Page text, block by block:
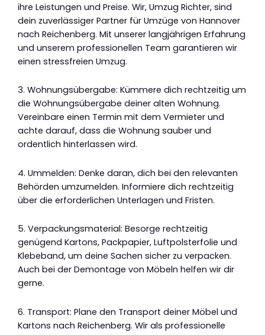
ihre Leistungen und Preise. Wir, Umzug Richter, sind
dein zuverlässiger Partner für Umzüge von Hannover
nach Reichenberg. Mit unserer langjährigen Erfahrung
und unserem professionellen Team garantieren wir
einen stressfreien Umzug.
3. Wohnungsübergabe: Kümmere dich rechtzeitig um
die Wohnungsübergabe deiner alten Wohnung.
Vereinbare einen Termin mit dem Vermieter und
achte darauf, dass die Wohnung sauber und
ordentlich hinterlassen wird.
4. Ummelden: Denke daran, dich bei den relevanten
Behörden umzumelden. Informiere dich rechtzeitig
über die erforderlichen Unterlagen und Fristen.
5. Verpackungsmaterial: Besorge rechtzeitig
genügend Kartons, Packpapier, Luftpolsterfolie und
Klebeband, um deine Sachen sicher zu verpacken.
Auch bei der Demontage von Möbeln helfen wir dir
gerne.
6. Transport: Plane den Transport deiner Möbel und
Kartons nach Reichenberg. Wir als professionelle